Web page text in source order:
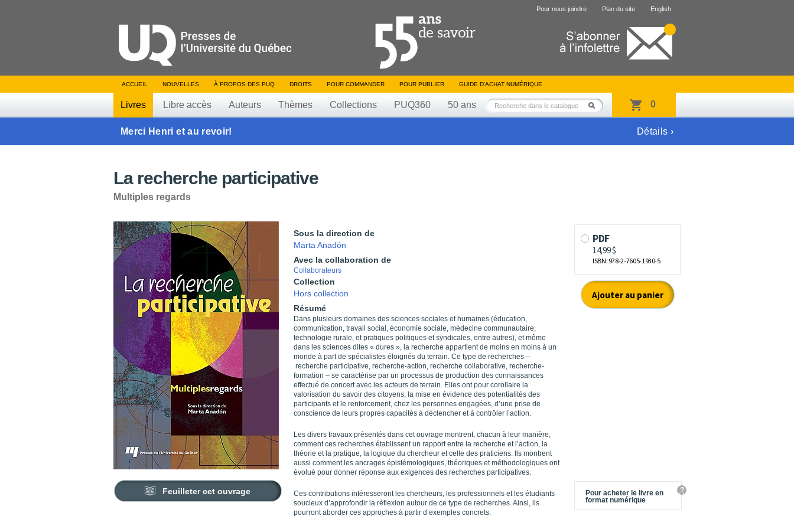
Pour nous joindre Plan du site English
ACCUEIL NOUVELLES À PROPOS DES PUQ DROITS POUR COMMANDER POUR PUBLIER GUIDE D’ACHAT NUMÉRIQUE
Livres Libre accès Auteurs Thèmes Collections PUQ360 50 ans 0
Merci Henri et au revoir! Détails ›
La recherche participative
Multiples regards
Feuilleter cet ouvrage
Sous la direction de
Marta Anadón
Avec la collaboration de
Collaborateurs
Collection
Hors collection
Résumé
Dans plusieurs domaines des sciences sociales et humaines (éducation,
communication, travail social, économie sociale, médecine communautaire,
technologie rurale, et pratiques politiques et syndicales, entre autres), et même
dans les sciences dites « dures », la recherche appartient de moins en moins à un
monde à part de spécialistes éloignés du terrain. Ce type de recherches –
recherche participative, recherche-action, recherche collaborative, recherche-
formation – se caractérise par un processus de production des connaissances
effectué de concert avec les acteurs de terrain. Elles ont pour corollaire la
valorisation du savoir des citoyens, la mise en évidence des potentialités des
participants et le renforcement, chez les personnes engagées, d’une prise de
conscience de leurs propres capacités à déclencher et à contrôler l’action.
Les divers travaux présentés dans cet ouvrage montrent, chacun à leur manière,
comment ces recherches établissent un rapport entre la recherche et l’action, la
théorie et la pratique, la logique du chercheur et celle des praticiens. Ils montrent
aussi comment les ancrages épistémologiques, théoriques et méthodologiques ont
évolué pour donner réponse aux exigences des recherches participatives.
Ces contributions intéresseront les chercheurs, les professionnels et les étudiants
soucieux d’approfondir la réflexion autour de ce type de recherches. Ainsi, ils
pourront aborder ces approches à partir d’exemples concrets.
Pour acheter le livre en
format numérique
?